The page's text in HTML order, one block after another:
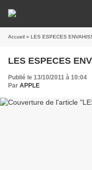
Accueil » LES ESPECES
LES ESPECES
Publié le 13/10/2011 à 10:04
Par APPLE